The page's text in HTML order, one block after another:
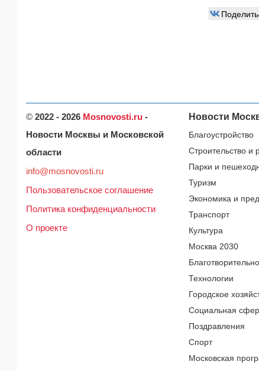
© 2022 - 2026 Mosnovosti.ru -
Новости Москвы и Московской
области
info@mosnovosti.ru
Пользовательское соглашение
Политика конфиденциальности
О проекте
Новости
Благоустройство
Строительство и
Парки и
Туризм
Экономика и
Транспорт
Культура
Москва 2030
Технологии
Городское
Социальная
Поздравления
Спорт
Московская